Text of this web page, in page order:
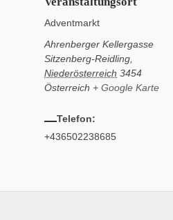
Adventmarkt
Ahrenberger Kellergasse
Sitzenberg-Reidling
Niederösterreich 3454
Österreich + Google Karte
Telefon:
+436502238685